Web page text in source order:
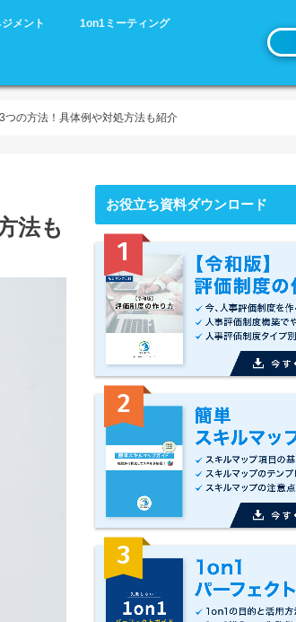
メント 1on1ミーティング
の方法！具体例や対処方法も紹介
法も
お役立ち資料ダウンロード